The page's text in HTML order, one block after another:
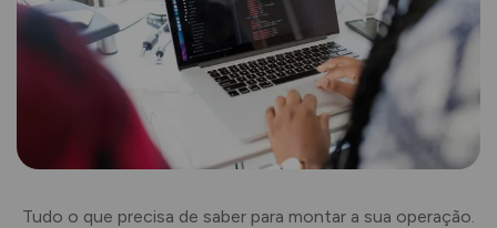
Tudo o que precisa de saber para montar a sua operação.